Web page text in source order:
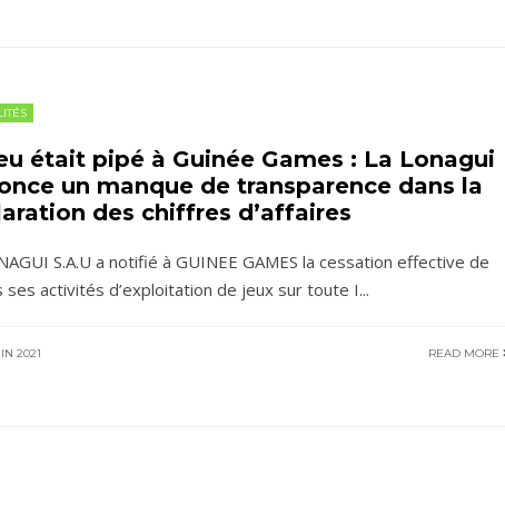
était pipé à Guinée Games : La Lonagui
un manque de transparence dans la
des chiffres d’affaires
S.A.U a notifié à GUINEE GAMES la cessation effective de
ses activités d’exploitation de jeux sur toute I...
2021 READ MORE